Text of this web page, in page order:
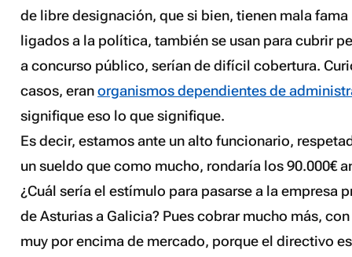
de libre designación, que si bien, tienen mala fama
ligados a la política, también se usan para cubrir
a concurso público, serían de difícil cobertura.
casos, eranorganismos dependientes de
signifique eso lo que signifique.
Es decir, estamos ante un alto funcionario,
un sueldo que como mucho, rondaría los 90.000€
¿Cuál sería el estímulo para pasarse a la empresa
de Asturias a Galicia? Pues cobrar mucho más,
muy por encima de mercado, porque el directivo